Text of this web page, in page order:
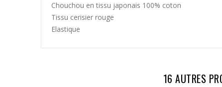
Chouchou en tissu japonais 100% coton
Tissu cerisier rouge
Elastique
16 AUTRES